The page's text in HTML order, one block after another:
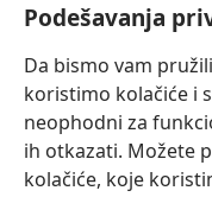
Podešavanja
Da bismo vam
koristimo kolačiće i
neophodni za
ih otkazati. Možete
kolačiće, koje
prozor)ONLAJN
novi
prozor)JW Hub
(otvara
novi
prozor)
®
Watchtower Library